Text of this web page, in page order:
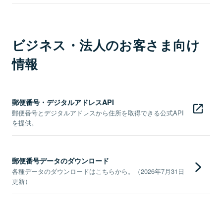
ビジネス・法人のお客さま向け
情報
郵便番号・デジタルアドレスAPI
郵便番号とデジタルアドレスから住所を取得できる公式API
を提供。
郵便番号データのダウンロード
各種データのダウンロードはこちらから。（2026年7月31日
更新）